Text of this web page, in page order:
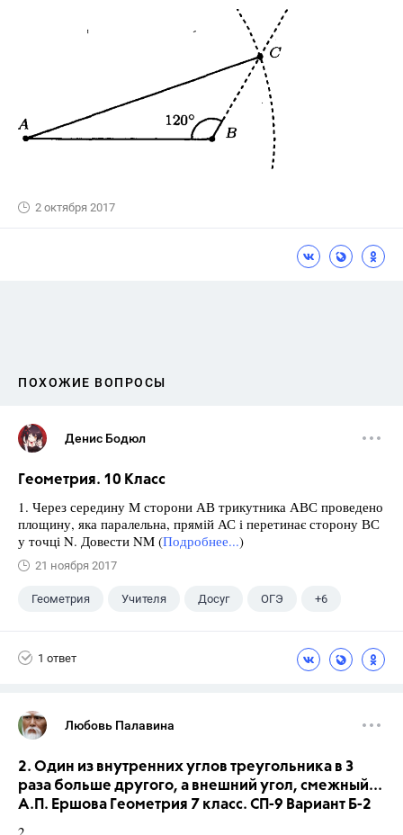
2 октября 2017
ПОХОЖИЕ ВОПРОСЫ
Денис Бодюл
Геометрия. 10 Класс
1. Через середину М сторони АВ трикутника АВС проведено
площину, яка паралельна, прямій АС і перетинає сторону ВС
у точці N. Довести NM (Подробнее...)
21 ноября 2017
Геометрия Учителя Досуг ОГЭ +6
1 ответ
Любовь Палавина
2. Один из внутренних углов треугольника в 3
раза больше другого, а внешний угол, смежный...
А.П. Ершова Геометрия 7 класс. СП-9 Вариант Б-2
2.